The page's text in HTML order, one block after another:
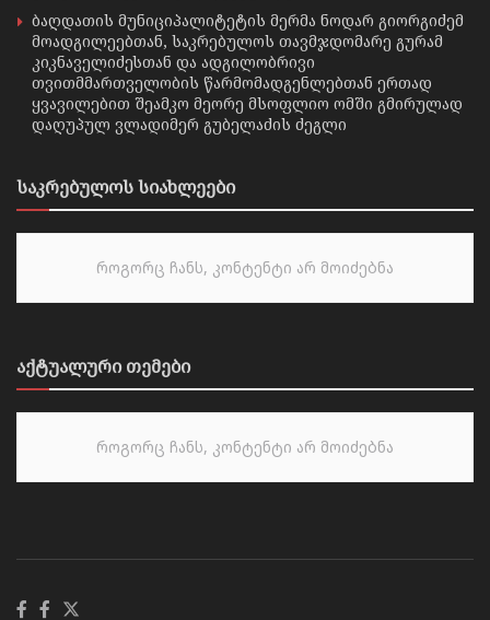
ბაღდათის მუნიციპალიტეტის მერმა ნოდარ გიორგიძემ
მოადგილეებთან, საკრებულოს თავმჯდომარე გურამ
კიკნაველიძესთან და ადგილობრივი
თვითმმართველობის წარმომადგენლებთან ერთად
ყვავილებით შეამკო მეორე მსოფლიო ომში გმირულად
დაღუპულ ვლადიმერ გუბელაძის ძეგლი
საკრებულოს სიახლეები
როგორც ჩანს, კონტენტი არ მოიძებნა
აქტუალური თემები
როგორც ჩანს, კონტენტი არ მოიძებნა